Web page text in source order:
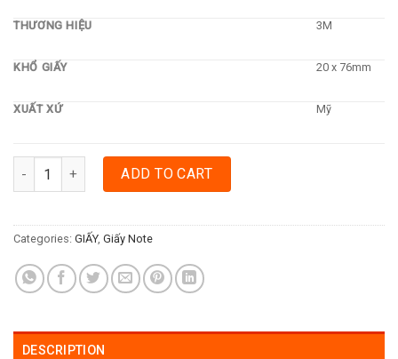
THƯƠNG HIỆU 3M
KHỔ GIẤY 20 x 76mm
XUẤT XỨ Mỹ
GIẤY NOTE POST-IT NEW EXPRESS 5 MÀU 20 X 76MM quantity
ADD TO CART
Categories: GIẤY, Giấy Note
DESCRIPTION